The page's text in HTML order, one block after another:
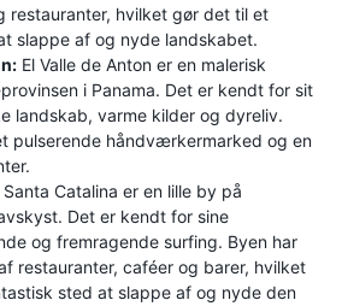
restauranter, hvilket gør det til et
slappe af og nyde landskabet.
El Valle de Anton er en malerisk
i Panama. Det er kendt for sit
landskab, varme kilder og dyreliv.
pulserende håndværkermarked og en
Santa Catalina er en lille by på
Det er kendt for sine
og fremragende surfing. Byen har
restauranter, caféer og barer, hvilket
sted at slappe af og nyde den